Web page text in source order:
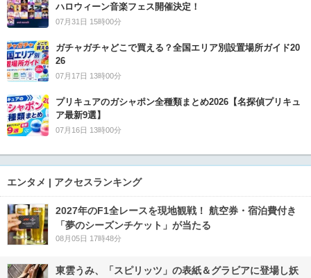
ハロウィーン音楽フェス開催決定！
07月31日 15時00分
ガチャガチャどこで買える？全国エリア別設置場所ガイド20
26
07月17日 13時00分
プリキュアのガシャポン全種類まとめ2026【名探偵プリキュ
ア最新9選】
07月16日 13時00分
エンタメ | アクセスランキング
2027年のF1全レースを現地観戦！ 航空券・宿泊費付き
「夢のシーズンチケット」が当たる
08月05日 17時48分
東雲うみ、「スピリッツ」の表紙＆グラビアに登場し妖